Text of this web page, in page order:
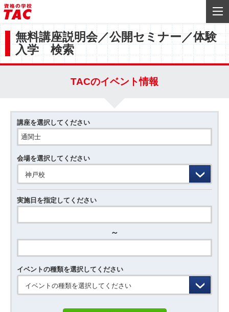
無料講座説明会／公開セミナー／体験
入学 検索
TACのイベント情報
講座を選択してください
会場を選択してください
神戸校
実施日を指定してください
～
イベントの種類を選択してください
イベントの種類を選択してください